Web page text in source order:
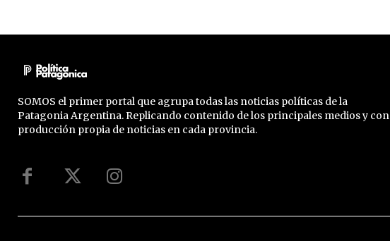
SOMOS el primer portal que agrupa todas las noticias políticas de la
Patagonia Argentina. Replicando contenido de los principales medios y con
producción propia de noticias en cada provincia.